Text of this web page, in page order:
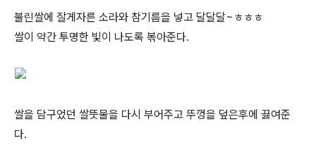
불린쌀에 잘게자른 소라와 참기름을 넣고 달달달~ㅎㅎㅎ
쌀이 약간 투명한 빛이 나도록 볶아준다.
쌀을 담구었던 쌀뜻물을 다시 부어주고 뚜껑을 덮은후에 끓여준
다.